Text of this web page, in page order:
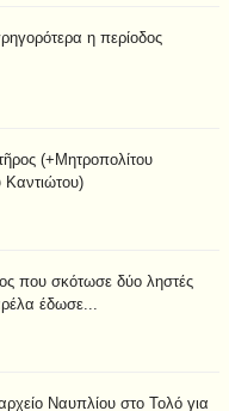
η περίοδος
(+Μητροπολίτου
Καντιώτου)
που σκότωσε δύο ληστές
έδωσε...
Ναυπλίου στο Τολό για